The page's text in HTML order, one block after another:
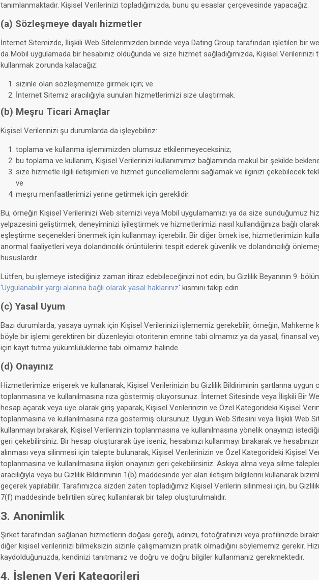
tanımlanmaktadır. Kişisel Verilerinizi topladığımızda, bunu şu esaslar çerçevesinde yapacağız:
(a) Sözleşmeye dayalı hizmetler
İnternet Sitemizde, İlişkili Web Sitelerimizden birinde veya Dating Group tarafından işletilen bir
da Mobil uygulamada bir hesabınız olduğunda ve size hizmet sağladığımızda, Kişisel Verilerinizi
kullanmak zorunda kalacağız:
sizinle olan sözleşmemize girmek için; ve
İnternet Sitemiz aracılığıyla sunulan hizmetlerimizi size ulaştırmak.
(b) Meşru Ticari Amaçlar
Kişisel Verilerinizi şu durumlarda da işleyebiliriz:
toplama ve kullanma işlemimizden olumsuz etkilenmeyeceksiniz;
bu toplama ve kullanım, Kişisel Verilerinizi kullanımımız bağlamında makul bir şekilde
size hizmetle ilgili iletişimleri ve hizmet güncellemelerini sağlamak ve ilginizi çekebilecek
ve
meşru menfaatlerimizi yerine getirmek için gereklidir.
Bu, örneğin Kişisel Verilerinizi Web sitemizi veya Mobil uygulamamızı ya da size sunduğumuz
yelpazesini geliştirmek, deneyiminizi iyileştirmek ve hizmetlerimizi nasıl kullandığınıza bağlı
eşleştirme seçenekleri önermek için kullanmayı içerebilir. Bir diğer örnek ise, hizmetlerimizin
anormal faaliyetleri veya dolandırıcılık örüntülerini tespit ederek güvenlik ve dolandırıcılığı
hususlardır.
Lütfen, bu işlemeye istediğiniz zaman itiraz edebileceğinizi not edin; bu Gizlilik Beyanının 9.
'Uygulanabilir yargı alanına bağlı olarak yasal haklarınız' kısmını takip edin.
(c) Yasal Uyum
Bazı durumlarda, yasaya uymak için Kişisel Verilerinizi işlememiz gerekebilir, örneğin, Mahkeme
böyle bir işlemi gerektiren bir düzenleyici otoritenin emrine tabi olmamız ya da yasal, finansal
için kayıt tutma yükümlülüklerine tabi olmamız halinde.
(d) Onayınız
Hizmetlerimize erişerek ve kullanarak, Kişisel Verilerinizin bu Gizlilik Bildiriminin şartlarına uygun
toplanmasına ve kullanılmasına rıza göstermiş oluyorsunuz. İnternet Sitesinde veya İlişkili Bir
hesap açarak veya üye olarak giriş yaparak, Kişisel Verilerinizin ve Özel Kategorideki Kişisel
toplanmasına ve kullanılmasına rıza göstermiş olursunuz. Uygun Web Sitesini veya İlişkili Web
kullanmayı bırakarak, Kişisel Verilerinizin toplanmasına ve kullanılmasına yönelik onayınızı
geri çekebilirsiniz. Bir hesap oluşturarak üye iseniz, hesabınızı kullanmayı bırakarak ve
alınması veya silinmesi için talepte bulunarak, Kişisel Verilerinizin ve Özel Kategorideki Kişisel
toplanmasına ve kullanılmasına ilişkin onayınızı geri çekebilirsiniz. Askıya alma veya silme
aracılığıyla veya bu Gizlilik Bildiriminin 1(b) maddesinde yer alan iletişim bilgilerini kullanarak
geçerek yapılabilir. Tarafımızca sizden zaten topladığımız Kişisel Verilerin silinmesi için, bu
7(f) maddesinde belirtilen süreç kullanılarak bir talep oluşturulmalıdır.
3. Anonimlik
Şirket tarafından sağlanan hizmetlerin doğası gereği, adınızı, fotoğrafınızı veya profilinizde
diğer kişisel verilerinizi bilmeksizin sizinle çalışmamızın pratik olmadığını söylememiz gerekir.
kaydolduğunuzda, kendinizi tanıtmanız ve doğru ve doğru bilgiler kullanmanız gerekmektedir.
4. İşlenen Veri Kategorileri